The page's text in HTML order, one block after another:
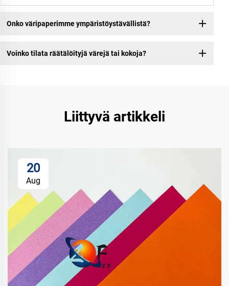
Onko väripaperimme ympäristöystävällistä?
Voinko tilata räätälöityjä värejä tai kokoja?
Liittyvä artikkeli
20
Aug